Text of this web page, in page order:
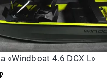
«Windboat 4.6 DCX L»